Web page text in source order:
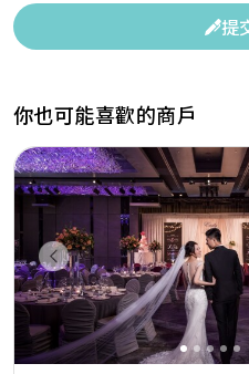
提
你也可能喜歡的商戶
Previous